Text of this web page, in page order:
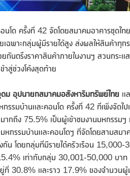
นโด ครั้งที่ 42 จัดโดยสมาคมอาคารชุดไ
ยเฉพาะกลุ่มผู้มีรายได้สูง ส่งผลให้สินค้า
ยกันตรึงราคาสินค้าภายในงานฯ สวนกระ
าสู่ช่วงโค้งสุดท้าย
ม อุปนายกสมาคมอสังหาริมทรัพย์ไทย แ
กรรมบ้านและคอนโด ครั้งที่ 42 ที่เพิ่งจัด
ากถึง 75.5% เป็นผู้เข้าชมงานมหกรรม
มหกรรมบ้านและคอนโดฯ ที่จัดโดยสามสม
กัน โดยกลุ่มที่มีรายได้ครัวเรือน
เท่ากับกลุ่ม 30,001-50,000 บาท
ที่ 30.8% และราว 17.9% ของจำนวนผู้